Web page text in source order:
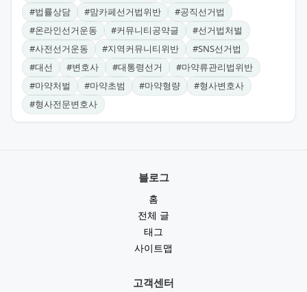
#법률상담 #맘카페선거법위반 #공직선거법
#온라인선거운동 #커뮤니티공약글 #선거법처벌
#사전선거운동 #지역커뮤니티위반 #SNS선거법
#대선 #변호사 #대통령선거 #마약류관리법위반
#마약처벌 #마약초범 #마약형량 #형사변호사
#형사전문변호사
블로그
홈
전체 글
태그
사이트맵
고객센터